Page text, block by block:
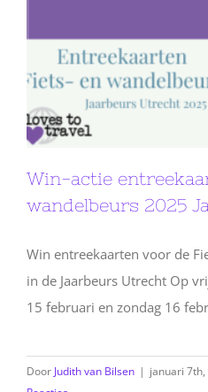
Win-actie
wandelbeurs 2025
Win entreekaarten voor de
in de Jaarbeurs Utrecht Op
15 februari en zondag 16
Door Judith van Bilsen | januari 7th,